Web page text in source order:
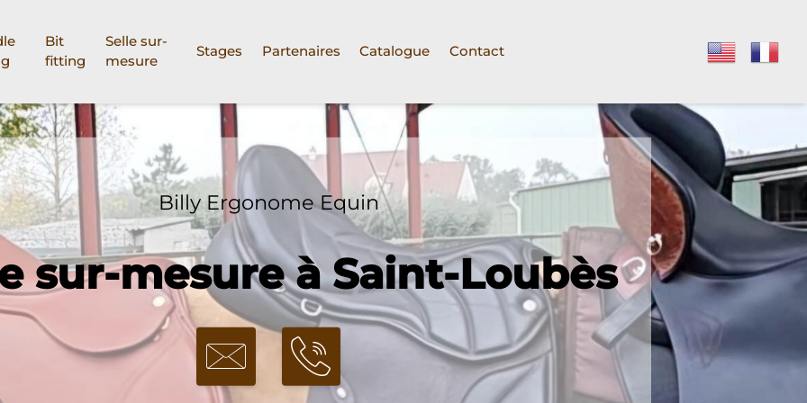
Bit
fitting
Selle sur-
mesure
Stages Partenaires Catalogue Contact
Billy Ergonome Equin
sur-mesure à Saint-Loubès